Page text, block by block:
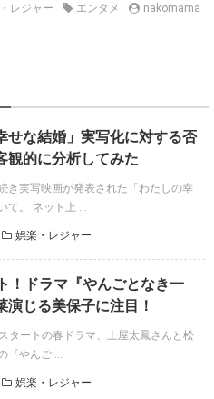
レジャー エンタメ nakomama
せな結婚」実写化に対する否
観的に分析してみた
き実写映画が発表された「わたしの幸
て。 ネット上 ...
娯楽・レジャー
！ドラマ『やんごとなき一
演じる美保子に注目！
タートの春ドラマ、土屋太鳳さんと松
『やんご ...
娯楽・レジャー